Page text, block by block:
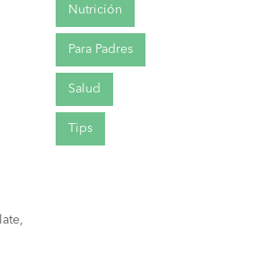
Nutrición
Para Padres
Salud
Tips